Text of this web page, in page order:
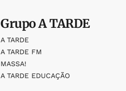
GrupoA TARDE
A TARDE
A TARDE FM
MASSA!
A TARDE EDUCAÇÃO